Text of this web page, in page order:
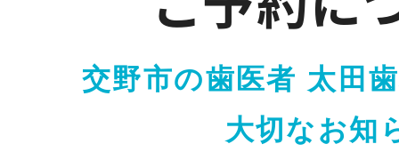
交野市の歯医者 太田
大切なお知